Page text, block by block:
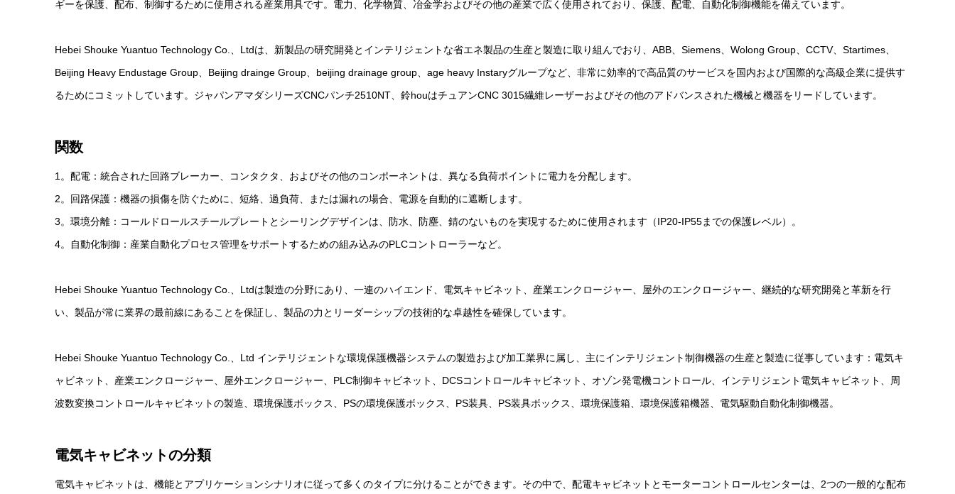
ギーを保護、配布、制御するために使用される産業用具です。電力、化学物質、冶金学およびその他の産業で広く使用されており、保護、配電、自動化制御機能を備えています。
Hebei Shouke Yuantuo Technology Co.、Ltdは、新製品の研究開発とインテリジェントな省エネ製品の生産と製造に取り組んでおり、ABB、Siemens、Wolong Group、CCTV、Startimes、
Beijing Heavy Endustage Group、Beijing drainge Group、beijing drainage group、age heavy Instaryグループなど、非常に効率的で高品質のサービスを国内および国際的な高級企業に提供す
るためにコミットしています。ジャパンアマダシリーズCNCパンチ2510NT、鈴houはチュアンCNC 3015繊維レーザーおよびその他のアドバンスされた機械と機器をリードしています。
関数
‌1。配電：統合された回路ブレーカー、コンタクタ、およびその他のコンポーネントは、異なる負荷ポイントに電力を分配します。 ‌‌
2。回路保護：機器の損傷を防ぐために、短絡、過負荷、または漏れの場合、電源を自動的に遮断します。 ‌‌
3。環境分離：コールドロールスチールプレートとシーリングデザインは、防水、防塵、錆のないものを実現するために使用されます（IP20-IP55までの保護レベル）。 ‌‌
4。自動化制御：産業自動化プロセス管理をサポートするための組み込みのPLCコントローラーなど。
Hebei Shouke Yuantuo Technology Co.、Ltdは製造の分野にあり、一連のハイエンド、電気キャビネット、産業エンクロージャー、屋外のエンクロージャー、継続的な研究開発と革新を行
い、製品が常に業界の最前線にあることを保証し、製品の力とリーダーシップの技術的な卓越性を確保しています。
Hebei Shouke Yuantuo Technology Co.、 Ltd インテリジェントな環境保護機器システムの製造および加工業界に属し、主にインテリジェント制御機器の生産と製造に従事しています：電気キ
ャビネット、産業エンクロージャー、屋外エンクロージャー、PLC制御キャビネット、DCSコントロールキャビネット、オゾン発電機コントロール、インテリジェント電気キャビネット、周
波数変換コントロールキャビネットの製造、環境保護ボックス、PSの環境保護ボックス、PS装具、PS装具ボックス、環境保護箱、環境保護箱機器、電気駆動自動化制御機器。
電気キャビネットの分類
電気キャビネットは、機能とアプリケーションシナリオに従って多くのタイプに分けることができます。その中で、配電キャビネットとモーターコントロールセンターは、2つの一般的な配布